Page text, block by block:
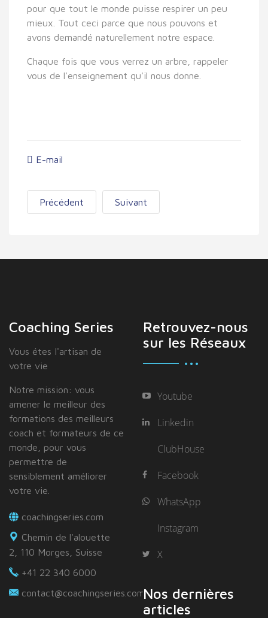
pour que tout le monde puisse respirer un peu
mieux. Tout ceci parce que nous pouvons et
avons demandé naturellement notre espace.
Chaque fois que vous verrez un arbre, rappeler
vous de l'enseignement qu'il nous donne.
E-mail
Précédent Suivant
Coaching Series
Vous étes I'artisan de
votre vie
Notre mission: vous
amener le meilleur des
formations des meilleurs
coach et formateurs de ce
monde, pour vous
permettre de
sensiblement améliorer
votre vie.
coachingseries.com
Chemin de l'alouette
2, 110 Morges, Suisse
+41 22 340 6000
contact@coachingseries.com
Retrouvez-nous
sur les Réseaux
Youtube
Linkedin
ClubHouse
Facebook
WhatsApp
Instagram
X
Nos dernières
articles